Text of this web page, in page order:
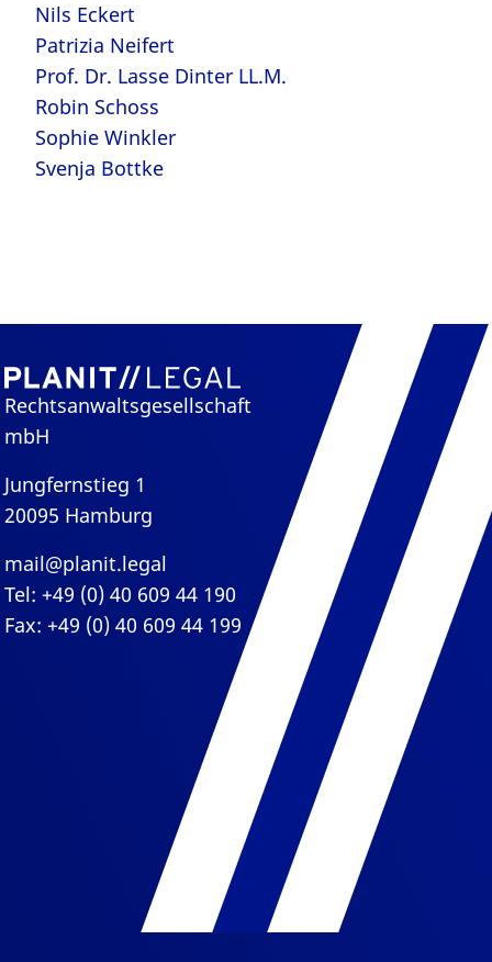
Nils Eckert
Patrizia Neifert
Prof. Dr. Lasse Dinter LL.M.
Robin Schoss
Sophie Winkler
Svenja Bottke
Rechtsanwaltsgesellschaft
mbH
Jungfernstieg 1
20095 Hamburg
mail@planit.legal
Tel: +49 (0) 40 609 44 190
Fax: +49 (0) 40 609 44 199